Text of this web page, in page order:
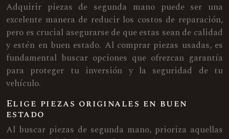
Adquirir piezas de segunda mano puede ser una
excelente manera de reducir los costos de reparación,
pero es crucial asegurarse de que estas sean de calidad
y estén en buen estado. Al comprar piezas usadas, es
fundamental buscar opciones que ofrezcan garantía
para proteger tu inversión y la seguridad de tu
vehículo.
Elige piezas originales en buen
estado
Al buscar piezas de segunda mano, prioriza aquellas